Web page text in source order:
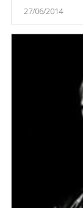
27/06/2014